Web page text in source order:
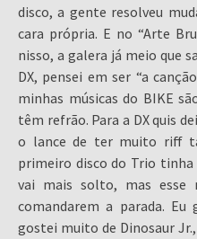
disco, a gente resolveu
cara própria. E no “Arte
nisso, a galera já meio que
DX, pensei em ser “a
minhas músicas do BIKE
têm refrão. Para a DX quis
o lance de ter muito riff
primeiro disco do Trio tinha
vai mais solto, mas esse
comandarem a parada.
gostei muito de Dinosaur